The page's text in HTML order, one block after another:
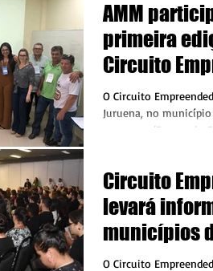
AMM
primeira
Circuito
em Juína
O Circuito
Juruena, no
programa ‘Pensando
Circuito
levará
municípios
Juruena
O Circuito